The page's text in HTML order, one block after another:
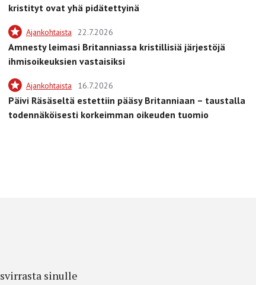
kristityt ovat yhä pidätettyinä
Ajankohtaista 22.7.2026
Amnesty leimasi Britanniassa kristillisiä järjestöjä
ihmisoikeuksien vastaisiksi
Ajankohtaista 16.7.2026
Päivi Räsäseltä estettiin pääsy Britanniaan – taustalla
todennäköisesti korkeimman oikeuden tuomio
sinulle